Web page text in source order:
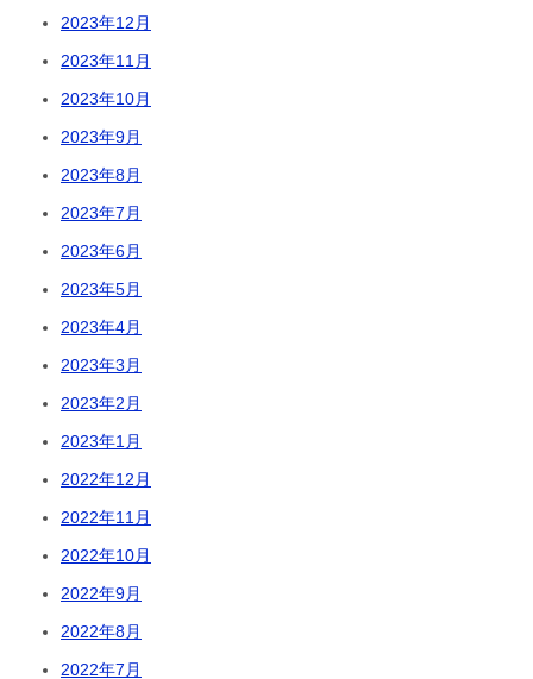
2023年12月
2023年11月
2023年10月
2023年9月
2023年8月
2023年7月
2023年6月
2023年5月
2023年4月
2023年3月
2023年2月
2023年1月
2022年12月
2022年11月
2022年10月
2022年9月
2022年8月
2022年7月